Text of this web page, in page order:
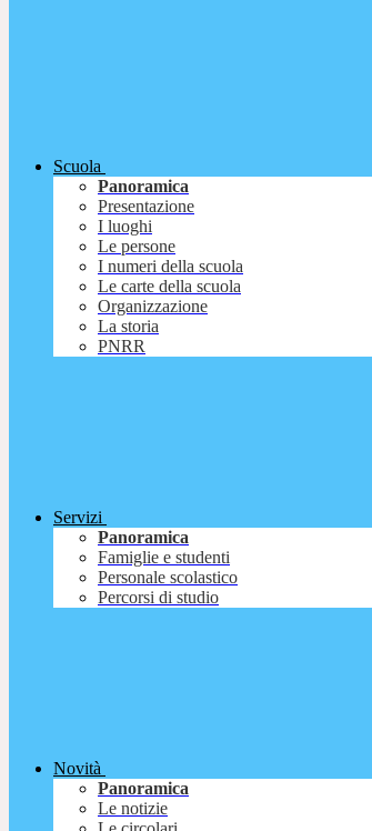
Scuola
Panoramica
Presentazione
I luoghi
Le persone
I numeri della scuola
Le carte della scuola
Organizzazione
La storia
PNRR
Servizi
Panoramica
Famiglie e studenti
Personale scolastico
Percorsi di studio
Novità
Panoramica
Le notizie